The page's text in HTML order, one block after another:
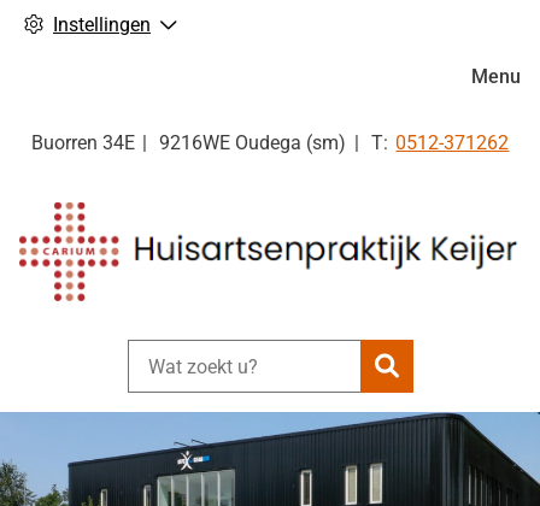
Instellingen
Buorren 34E 9216WE Oudega (sm) Tel:
0512-371262
Zoeken
Menu